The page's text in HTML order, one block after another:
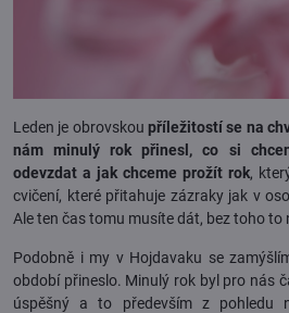
Leden je obrovskou příležitostí se na
nám minulý rok přinesl, co si
odevzdat a jak chceme prožít rok,
cvičení, které přitahuje zázraky jak v
Ale ten čas tomu musíte dát, bez toho to
Podobně i my v Hojdavaku se
období přineslo. Minulý rok byl pro nás
úspěšný a to především z pohledu